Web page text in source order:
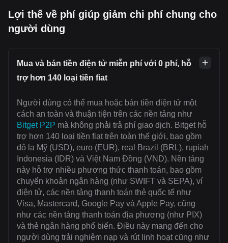
Lợi thế về phí giúp giảm chi phí chung cho
người dùng
Mua và bán tiền điện tử miễn phí với 0 phí, hỗ
trợ hơn 140 loại tiền fiat
Người dùng có thể mua hoặc bán tiền điện tử một
cách an toàn và thuận tiện trên các nền tảng như
Bitget P2P mà không phải trả phí giao dịch. Bitget hỗ
trợ hơn 140 loại tiền fiat trên toàn thế giới, bao gồm
đô la Mỹ (USD), euro (EUR), real Brazil (BRL), rupiah
Indonesia (IDR) và Việt Nam Đồng (VND). Nền tảng
này hỗ trợ nhiều phương thức thanh toán, bao gồm
chuyển khoản ngân hàng (như SWIFT và SEPA), ví
điện tử, các nền tảng thanh toán thẻ quốc tế như
Visa, Mastercard, Google Pay và Apple Pay, cũng
như các nền tảng thanh toán địa phương (như PIX)
và thẻ ngân hàng phổ biến. Điều này mang đến cho
người dùng trải nghiệm nạp và rút linh hoạt cũng như